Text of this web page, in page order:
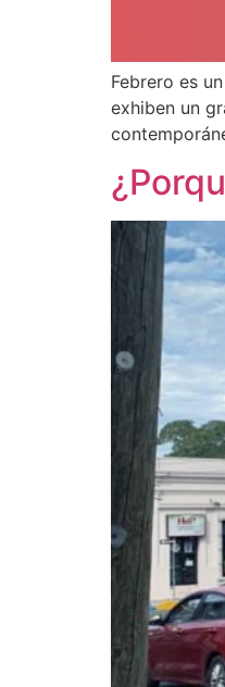
Febrero es
exhiben un